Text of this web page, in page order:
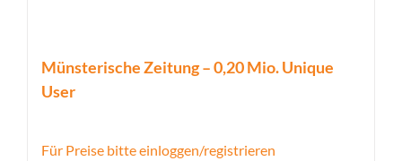
Münsterische Zeitung – 0,20 Mio. Unique
User
Für Preise bitte einloggen/registrieren